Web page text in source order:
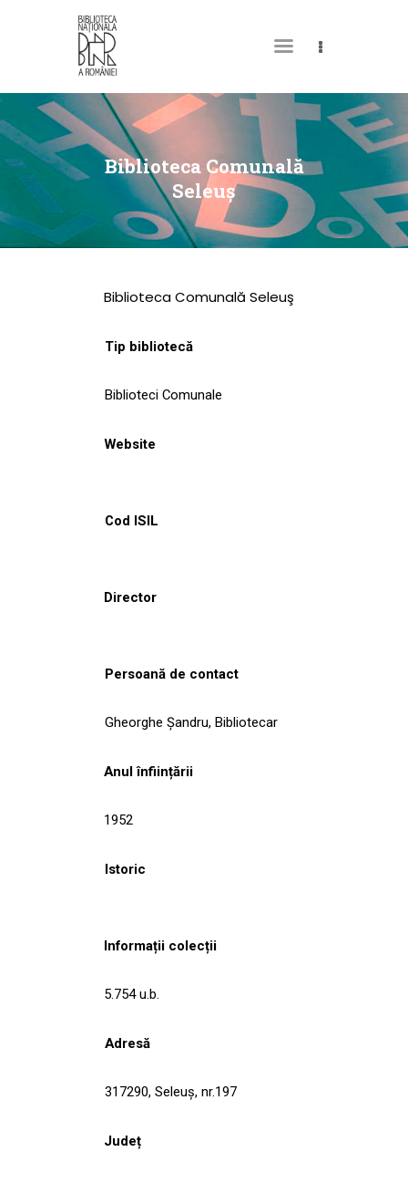
Biblioteca Comunală
Seleuş
DESPRE NOI
PERMISUL MEU DE
BIBLIOTECĂ
CATALOAGE ȘI
COLECȚII
CULTURALE
NOUTĂȚI
Biblioteca Comunală Seleuş
Tip bibliotecă
Biblioteci Comunale
Website
Cod ISIL
Director
Persoană de contact
Gheorghe Şandru, Bibliotecar
Anul înființării
1952
Istoric
Informații colecții
5.754 u.b.
Adresă
317290, Seleuş, nr.197
Județ